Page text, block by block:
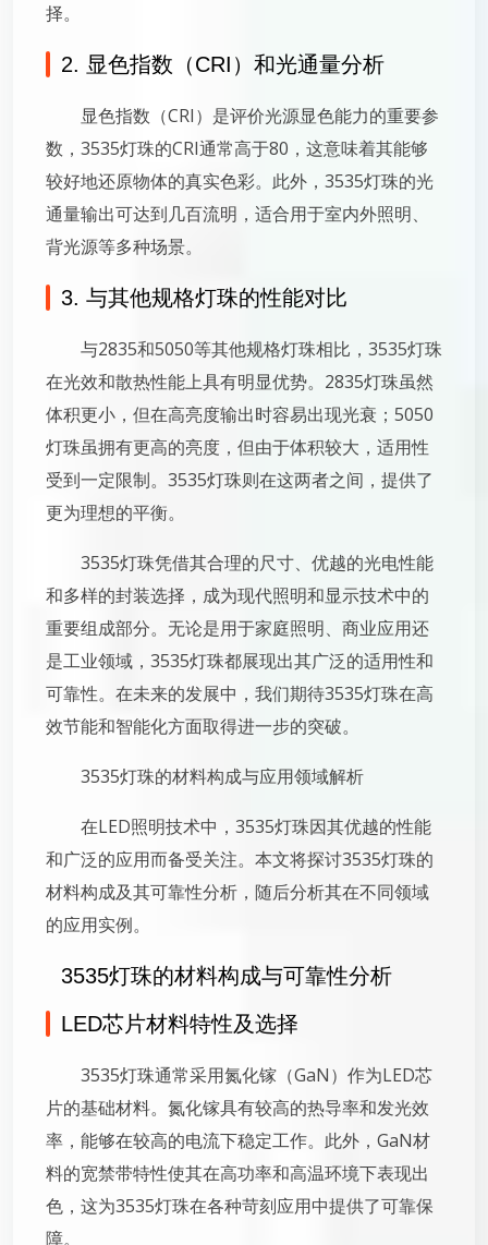
择。
2. 显色指数（CRI）和光通量分析
显色指数（CRI）是评价光源显色能力的重要参
数，3535灯珠的CRI通常高于80，这意味着其能够
较好地还原物体的真实色彩。此外，3535灯珠的光
通量输出可达到几百流明，适合用于室内外照明、
背光源等多种场景。
3. 与其他规格灯珠的性能对比
与2835和5050等其他规格灯珠相比，3535灯珠
在光效和散热性能上具有明显优势。2835灯珠虽然
体积更小，但在高亮度输出时容易出现光衰；5050
灯珠虽拥有更高的亮度，但由于体积较大，适用性
受到一定限制。3535灯珠则在这两者之间，提供了
更为理想的平衡。
3535灯珠凭借其合理的尺寸、优越的光电性能
和多样的封装选择，成为现代照明和显示技术中的
重要组成部分。无论是用于家庭照明、商业应用还
是工业领域，3535灯珠都展现出其广泛的适用性和
可靠性。在未来的发展中，我们期待3535灯珠在高
效节能和智能化方面取得进一步的突破。
3535灯珠的材料构成与应用领域解析
在LED照明技术中，3535灯珠因其优越的性能
和广泛的应用而备受关注。本文将探讨3535灯珠的
材料构成及其可靠性分析，随后分析其在不同领域
的应用实例。
3535灯珠的材料构成与可靠性分析
LED芯片材料特性及选择
3535灯珠通常采用氮化镓（GaN）作为LED芯
片的基础材料。氮化镓具有较高的热导率和发光效
率，能够在较高的电流下稳定工作。此外，GaN材
料的宽禁带特性使其在高功率和高温环境下表现出
色，这为3535灯珠在各种苛刻应用中提供了可靠保
障。